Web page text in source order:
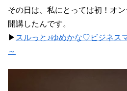
その日は、私にとっては初！オ
開講したんです。
▶ スルっと♪ゆめかな♡ビジネス
～